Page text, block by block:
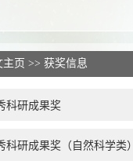
主页 >> 获奖信息
科研成果奖
科研成果奖（自然科学类）